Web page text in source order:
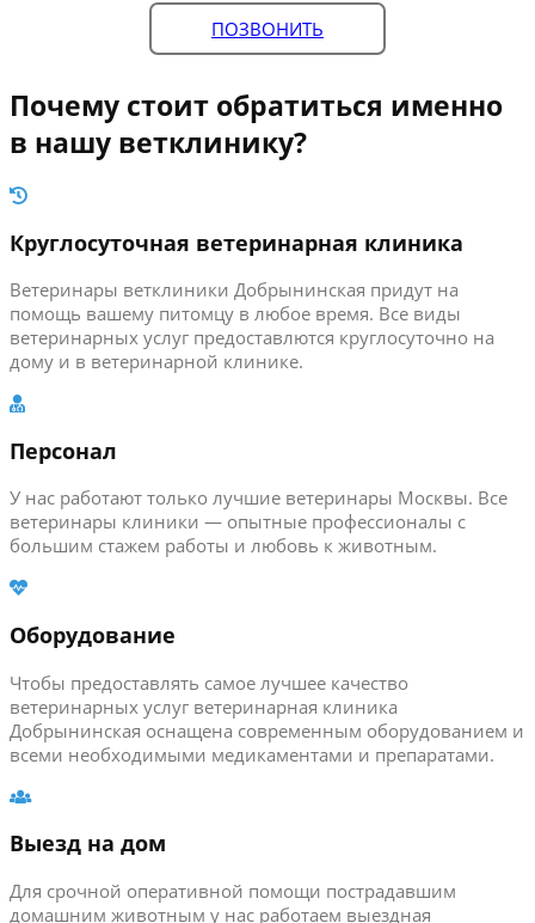
ПОЗВОНИТЬ
Почему стоит обратиться именно
в нашу ветклинику?
Круглосуточная ветеринарная клиника
Ветеринары ветклиники Добрынинская придут на
помощь вашему питомцу в любое время. Все виды
ветеринарных услуг предоставлются круглосуточно на
дому и в ветеринарной клинике.
Персонал
У нас работают только лучшие ветеринары Москвы. Все
ветеринары клиники — опытные профессионалы с
большим стажем работы и любовь к животным.
Оборудование
Чтобы предоставлять самое лучшее качество
ветеринарных услуг ветеринарная клиника
Добрынинская оснащена современным оборудованием и
всеми необходимыми медикаментами и препаратами.
Выезд на дом
Для срочной оперативной помощи пострадавшим
домашним животным у нас работаем выездная